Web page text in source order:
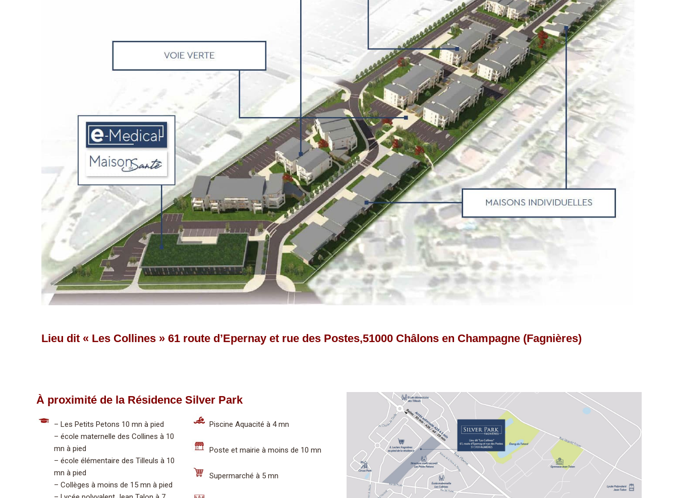
Lieu dit « Les Collines » 61 route d’Epernay et rue des Postes,51000 Châlons en Champagne (Fagnières)
À proximité de la Résidence Silver Park
– Les Petits Petons 10 mn à pied
– école maternelle des Collines à 10
mn à pied
– école élémentaire des Tilleuls à 10
mn à pied
– Collèges à moins de 15 mn à pied
Piscine Aquacité à 4 mn
Poste et mairie à moins de 10 mn
Supermarché à 5 mn